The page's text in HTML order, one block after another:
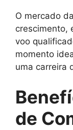
O mercado
crescimento,
voo
momento
uma carreira
de